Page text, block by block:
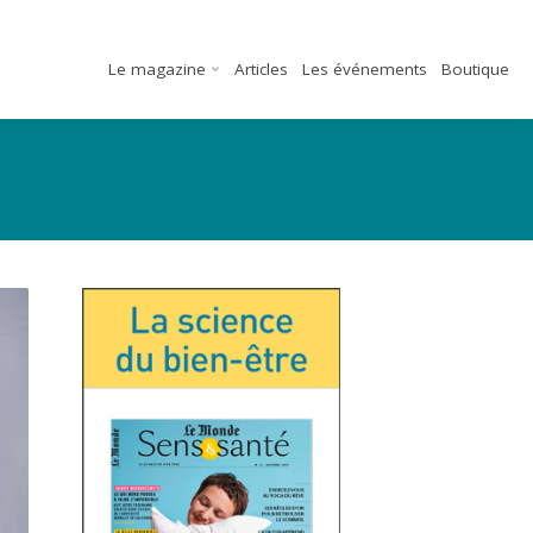
Le magazine Articles Les événements Boutique